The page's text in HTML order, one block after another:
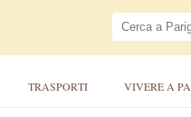
TRASPORTI VIVERE A